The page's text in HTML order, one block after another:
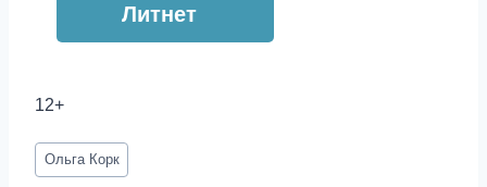
Литнет
12+
Метки
записи:
Ольга Корк